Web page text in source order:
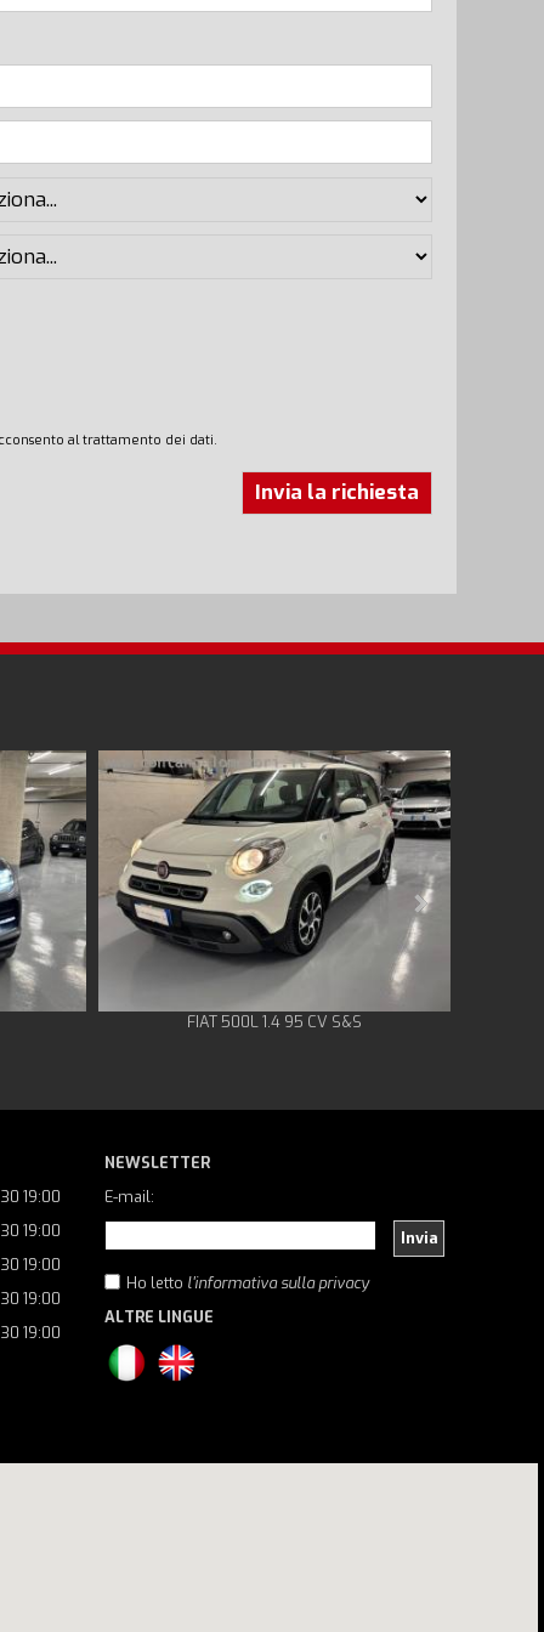
al trattamento dei dati.
FIAT 500L 1.4 95 CV S&S
19:00
19:00
19:00
19:00
19:00
NEWSLETTER
E-mail:
Invia
Ho letto l'informativa sulla privacy
ALTRE LINGUE